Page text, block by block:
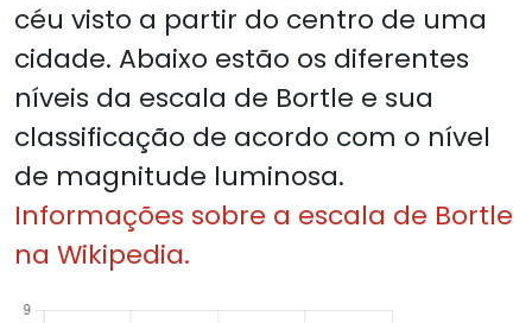
céu visto a partir do centro de uma
cidade. Abaixo estão os diferentes
níveis da escala de Bortle e sua
classificação de acordo com o nível
de magnitude luminosa.
Informações sobre a escala de Bortle
na Wikipedia.